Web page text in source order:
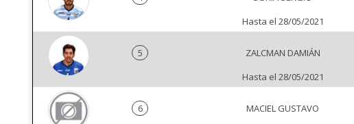
Hasta el 28/05/2021
5
ZALCMAN DAMIÁN
Hasta el 28/05/2021
6
MACIEL GUSTAVO